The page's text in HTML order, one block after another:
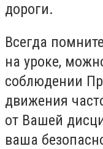
дороги.
Всегда
на уроке,
соблюдении
движения
от Вашей
ваша